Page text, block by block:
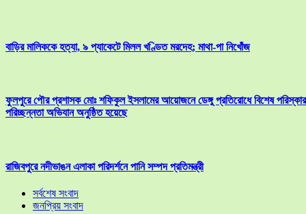
বাড়ির মালিককে হত্যা, ৯ প্যাকেটে মিলল খণ্ডিত মরদেহ; মাথা-পা নিখোঁজ
ফুলপুরে পৌর প্রশাসক মোঃ শফিকুল ইসলামের আয়োজনে ডেঙ্গু প্রতিরোধে বিশেষ পরিস্কার
পরিচ্ছন্নতা অভিযান অনুষ্ঠিত হয়েছে
রাজিবপুরে নদীভাঙন এলাকা পরিদর্শনে পানি সম্পদ প্রতিমন্ত্রী
সর্বশেষ সংবাদ
জনপ্রিয় সংবাদ